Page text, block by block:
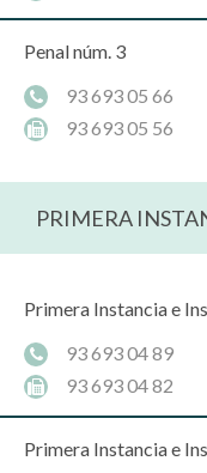
Penal núm. 3
93 693 05 66
93 693 05 56
PRIMERA
Primera Instancia e
93 693 04 89
93 693 04 82
Primera Instancia e